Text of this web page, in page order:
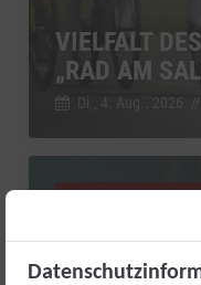
VIELFALT
„RAD AM
Di., 4. Aug.. 2026 //